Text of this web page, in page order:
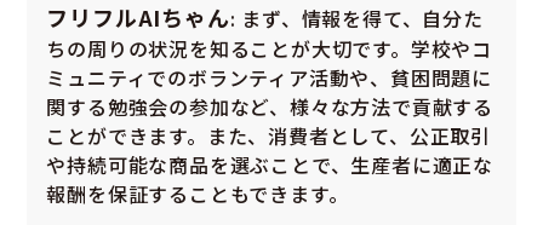
フリフルAIちゃん: まず、情報を得て、自分た
ちの周りの状況を知ることが大切です。学校やコ
ミュニティでのボランティア活動や、貧困問題に
関する勉強会の参加など、様々な方法で貢献する
ことができます。また、消費者として、公正取引
や持続可能な商品を選ぶことで、生産者に適正な
報酬を保証することもできます。